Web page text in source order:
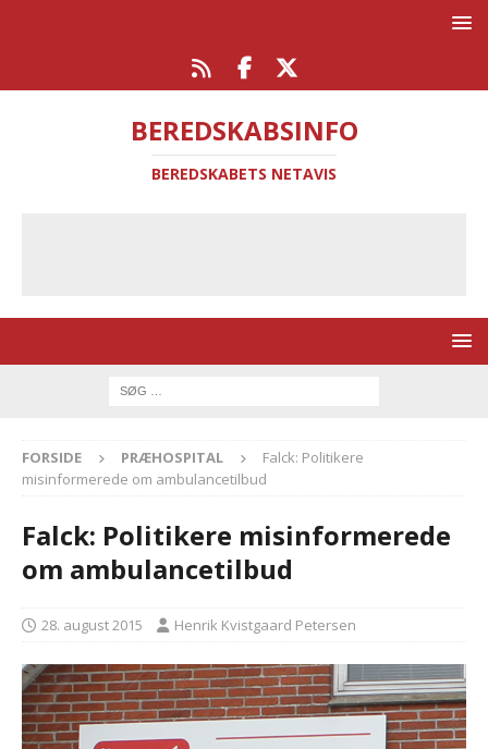
BEREDSKABSINFO
BEREDSKABETS NETAVIS
FORSIDE PRÆHOSPITAL
Falck: Politikere
misinformerede om ambulancetilbud
Falck: Politikere misinformerede
om ambulancetilbud
28. august 2015 Henrik Kvistgaard Petersen